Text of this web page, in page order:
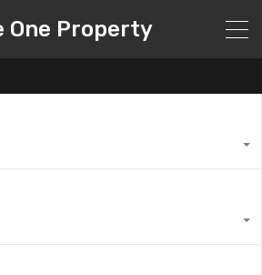
One Property